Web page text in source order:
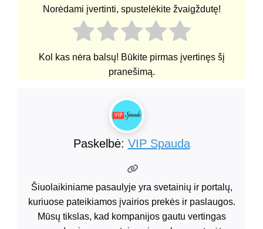
Norėdami įvertinti, spustelėkite žvaigždutę!
Kol kas nėra balsų! Būkite pirmas įvertinęs šį
pranešimą.
Paskelbė: VIP Spauda
Šiuolaikiniame pasaulyje yra svetainių ir portalų,
kuriuose pateikiamos įvairios prekės ir paslaugos.
Mūsų tikslas, kad kompanijos gautu vertingas